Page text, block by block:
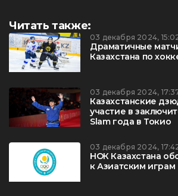
Читать также:
03 декабря 2024,
Драматичные
Казахстана по
03 декабря 2024,
Казахстанские
участие в
Slam года в Токио
03 декабря 2024,
НОК Казахстана
к Азиатским играм